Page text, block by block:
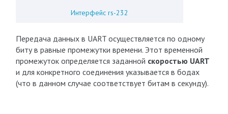
Интерфейс rs-232
Передача данных в UART осуществляется по одному
биту в равные промежутки времени. Этот временной
промежуток определяется заданной скоростью UART
и для конкретного соединения указывается в бодах
(что в данном случае соответствует битам в секунду).